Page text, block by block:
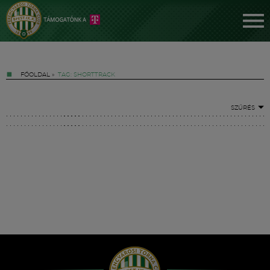
FŐOLDAL » TAG: SHORTTRACK
SZŰRÉS
Hírek